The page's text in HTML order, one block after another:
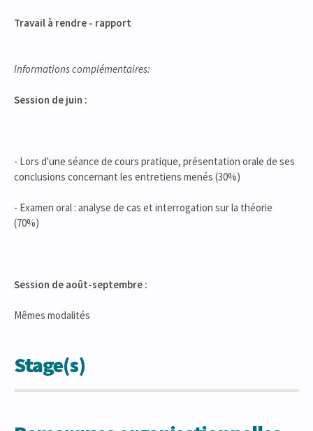
Travail à rendre - rapport
Informations complémentaires:
Session de juin :
- Lors d'une séance de cours pratique, présentation orale de ses
conclusions concernant les entretiens menés (30%)
- Examen oral : analyse de cas et interrogation sur la théorie
(70%)
Session de août-septembre :
Mêmes modalités
Stage(s)